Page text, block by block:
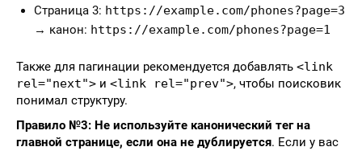
Страница 3: https://example.com/phones?page=3
→ канон: https://example.com/phones?page=1
Также для пагинации рекомендуется добавлять <link
rel="next"> и <link rel="prev">, чтобы поисковик
понимал структуру.
Правило №3: Не используйте канонический тег на
главной странице, если она не дублируется. Если у вас